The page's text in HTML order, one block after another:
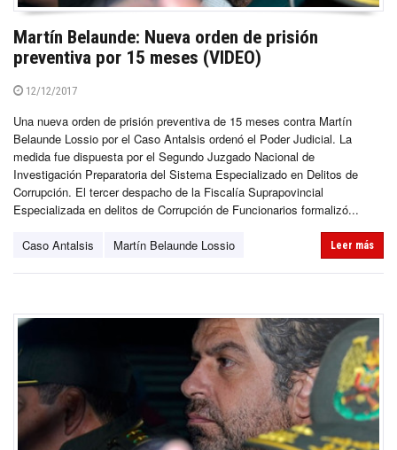
Martín Belaunde: Nueva orden de prisión
preventiva por 15 meses (VIDEO)
12/12/2017
Una nueva orden de prisión preventiva de 15 meses contra Martín
Belaunde Lossio por el Caso Antalsis ordenó el Poder Judicial. La
medida fue dispuesta por el Segundo Juzgado Nacional de
Investigación Preparatoria del Sistema Especializado en Delitos de
Corrupción. El tercer despacho de la Fiscalía Suprapovincial
Especializada en delitos de Corrupción de Funcionarios formalizó...
Caso Antalsis Martín Belaunde Lossio Leer más